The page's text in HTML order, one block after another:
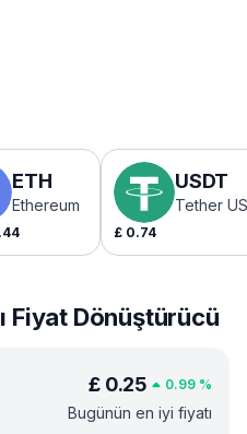
ETH
Ethereum
USDT
Tether
£ 0.74
Fiyat Dönüştürücü
£ 0.25 0.99 %
Bugünün en iyi fiyatı